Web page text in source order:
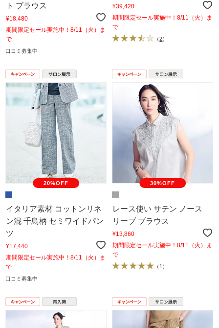
ト ブラウス
¥18,480
期間限定セール実施中！8/11（火）ま
で
口コミ募集中
¥39,420
期間限定セール実施中！8/11（火）ま
で
（2）
20%OFF
イタリア素材 コットンリネ
ン混 千鳥柄 セミワイドパン
ツ
¥17,440
期間限定セール実施中！8/11（火）ま
で
口コミ募集中
30%OFF
レース使い サテン ノース
リーブ ブラウス
¥13,860
期間限定セール実施中！8/11（火）ま
で
（ 1 ）